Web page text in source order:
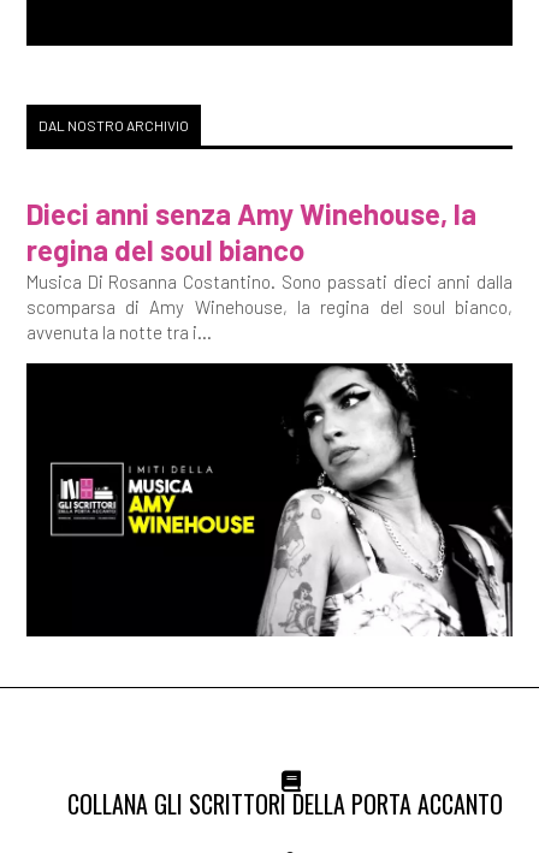
DAL NOSTRO ARCHIVIO
Dieci anni senza Amy Winehouse, la
regina del soul bianco
Musica Di Rosanna Costantino. Sono passati dieci anni dalla
scomparsa di Amy Winehouse, la regina del soul bianco,
avvenuta la notte tra i...
COLLANA GLI SCRITTORI DELLA PORTA ACCANTO